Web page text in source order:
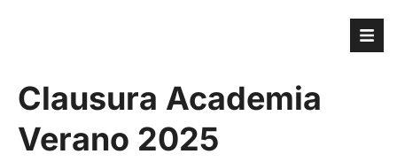
Clausura Academia
Verano 2025